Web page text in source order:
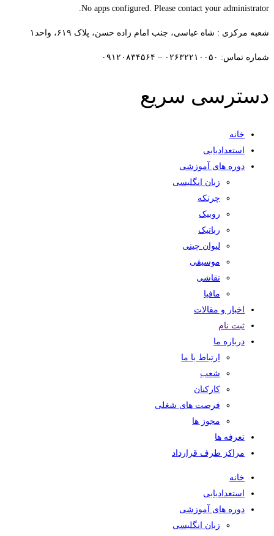
No apps configured. Please contact your administrator.
شعبه مرکزی : شاه عباسی، جنب امام زاده حسن، پلاک ۶۱۹، واحد۱​
شماره تماس: ۰۲۶۳۲۲۱۰۰۵۰ – ۰۹۱۲۰۸۳۴۵۶۴
دسترسی سریع
خانه
استعدادیابی
دوره های آموزشی
زبان انگلیسی
چرتکه
روبیک
رباتیک
لیوان چینی
موسیقی
نقاشی
مافیا
اخبار و مقالات
ثبت نام
درباره ما
ارتباط با ما
شعب
کارکنان
فرصت های شغلی
مجوز ها
تعرفه ها
مراکز طرف قرارداد
خانه
استعدادیابی
دوره های آموزشی
زبان انگلیسی